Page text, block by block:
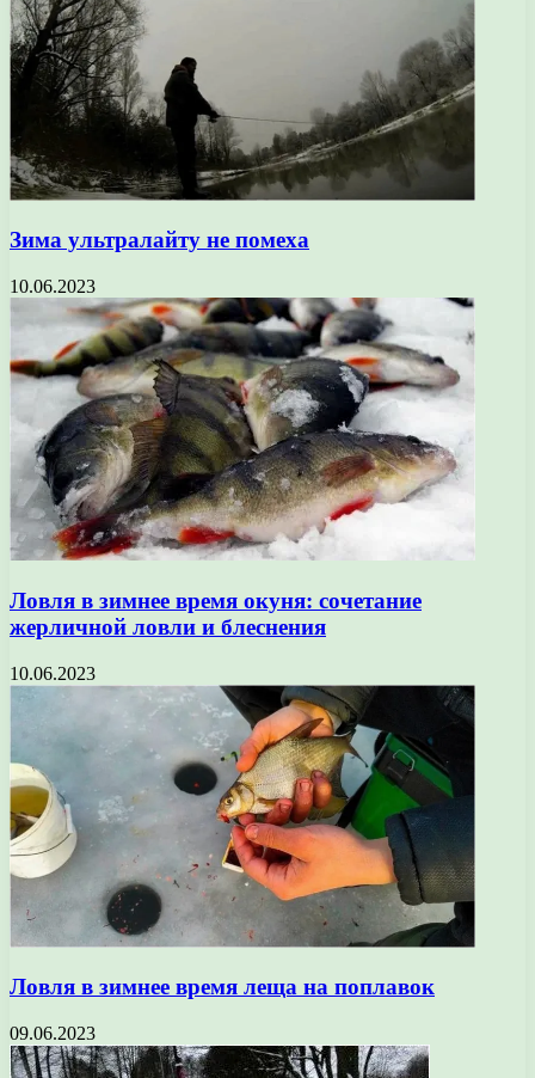
Зима ультралайту не помеха
10.06.2023
Ловля в зимнее время окуня: сочетание
жерличной ловли и блеснения
10.06.2023
Ловля в зимнее время леща на поплавок
09.06.2023